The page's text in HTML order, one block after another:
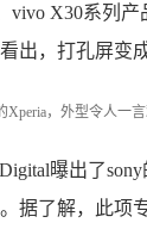
vivo X30系列
出，打孔屏变
曝出了
据了解，此项